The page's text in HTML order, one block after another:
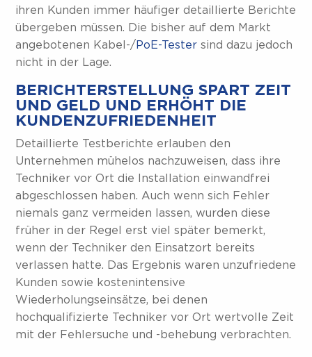
ihren Kunden immer häufiger detaillierte Berichte
übergeben müssen. Die bisher auf dem Markt
angebotenen Kabel-/ PoE-Tester sind dazu jedoch
nicht in der Lage.
BERICHTERSTELLUNG SPART ZEIT
UND GELD UND ERHÖHT DIE
KUNDENZUFRIEDENHEIT
Detaillierte Testberichte erlauben den
Unternehmen mühelos nachzuweisen, dass ihre
Techniker vor Ort die Installation einwandfrei
abgeschlossen haben. Auch wenn sich Fehler
niemals ganz vermeiden lassen, wurden diese
früher in der Regel erst viel später bemerkt,
wenn der Techniker den Einsatzort bereits
verlassen hatte. Das Ergebnis waren unzufriedene
Kunden sowie kostenintensive
Wiederholungseinsätze, bei denen
hochqualifizierte Techniker vor Ort wertvolle Zeit
mit der Fehlersuche und -behebung verbrachten.